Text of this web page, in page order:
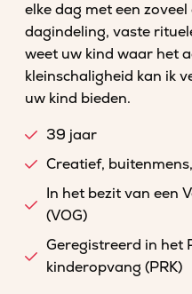
elke dag met een
dagindeling, vaste
weet uw kind waar het
kleinschaligheid kan ik
uw kind bieden.
39 jaar
Creatief,
In het bezit van een
(VOG)
Geregistreerd in het
kinderopvang (PRK)